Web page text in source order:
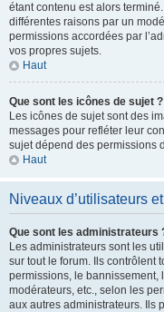
étant contenu est alors
différentes raisons par un
permissions accordées par
vos propres sujets.
Haut
Que sont les icônes de sujet ?
Les icônes de sujet sont des
messages pour refléter leur
sujet dépend des permissions
Haut
Niveaux d’utilisateurs
Que sont les administrateurs
Les administrateurs sont les
sur tout le forum. Ils contrôlent
permissions, le bannissement,
modérateurs, etc., selon les
aux autres administrateurs. Ils